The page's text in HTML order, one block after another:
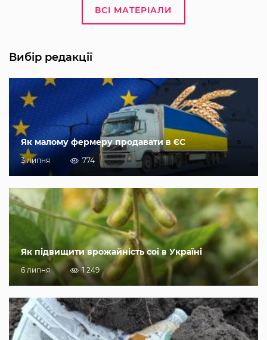
ВСІ МАТЕРІАЛИ
Вибір редакції
Як малому фермеру продавати в ЄС
3 липня 774
Як підвищити врожайність сої в Україні
6 липня 1 249